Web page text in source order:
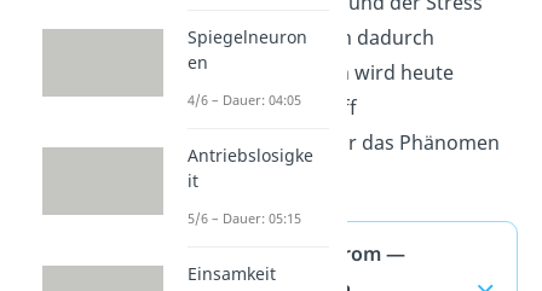
der Situation werden dadurch
ignoriert
. Deswegen wird heute
bevorzugt der Begriff
„Traumabindung“ für das Phänomen
verwendet.
Stockholm Syndrom —
Spiegelneuron
en
4/6 – Dauer: 04:05
Antriebslosigke
it
5/6 – Dauer: 05:15
Einsamkeit